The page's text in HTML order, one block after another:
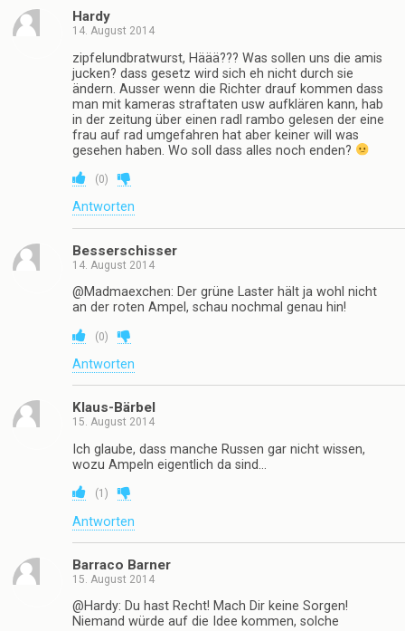
Hardy
14. August 2014
zipfelundbratwurst, Häää??? Was sollen uns die amis
jucken? dass gesetz wird sich eh nicht durch sie
ändern. Ausser wenn die Richter drauf kommen dass
man mit kameras straftaten usw aufklären kann, hab
in der zeitung über einen radl rambo gelesen der eine
frau auf rad umgefahren hat aber keiner will was
gesehen haben. Wo soll dass alles noch enden?
(0)
Antworten
Besserschisser
14. August 2014
@Madmaexchen: Der grüne Laster hält ja wohl nicht
an der roten Ampel, schau nochmal genau hin!
(0)
Antworten
Klaus-Bärbel
15. August 2014
Ich glaube, dass manche Russen gar nicht wissen,
wozu Ampeln eigentlich da sind…
(1 )
Antworten
Barraco Barner
15. August 2014
@Hardy: Du hast Recht! Mach Dir keine Sorgen!
Niemand würde auf die Idee kommen, solche